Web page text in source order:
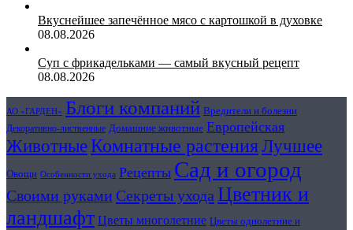
Вкуснейшее запечённое мясо с картошкой в духовке
08.08.2026
Суп с фрикадельками — самый вкусный рецепт
08.08.2026
АО «ГАРДЕН» Блоги компаний Вредители и болезни
Декоративно-лиственные Домашние животные Европейская
ЖивотныеКомнатные растенияЛучшее
Овощи Особенности ухода Рецепты Сад и огород
Своими руками Секреты ухода Цветник и
ландшафт Цветы многолетние Цветы однолетние и